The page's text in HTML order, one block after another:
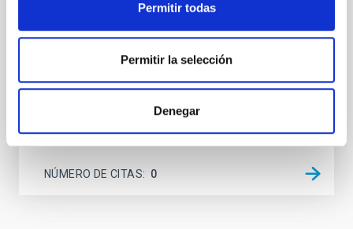
Permitir todas
Permitir la selección
Denegar
investigating the relationship between SMBH mass
at the
Waas, Jourdan et al.
Fecha de publicación: 6 2026
BIBCODE 2026ASTCS..1100130W
NÚMERO DE CITAS 0